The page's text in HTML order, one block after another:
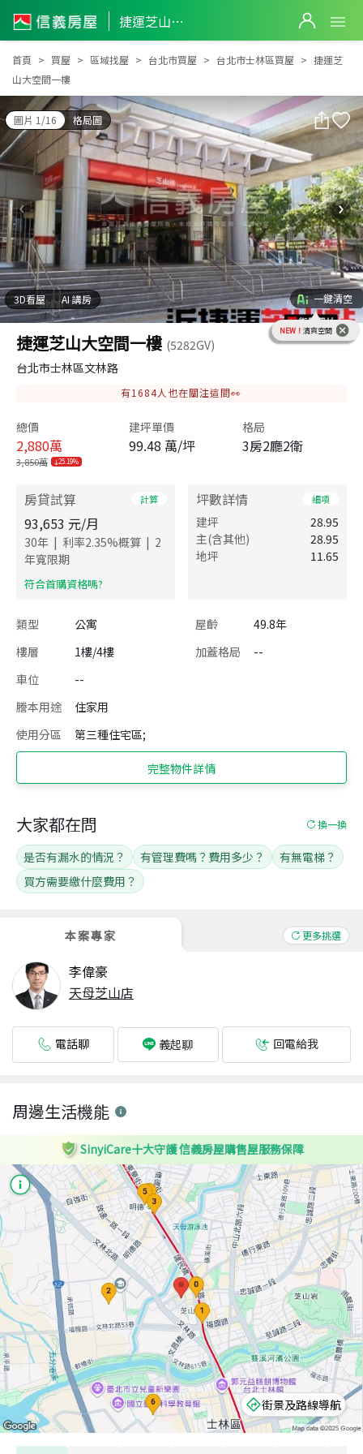
捷運芝山大空間一樓
捷運芝山大空間一樓
首頁 買屋 區域找屋 台北市買屋 台北市士林區買屋
捷運芝
山大空間一樓
圖片 1/16 格局圖
3D看屋 AI 講房 一鍵清空
NEW！ 清爽空間
捷運芝山大空間一樓 (5282GV)
台北市士林區文林路
有1684人也在關注這間👀
總價
2,880萬
3,850萬 25.19%
建坪單價
99.48 萬/坪
格局
3房2廳2衛
房貸試算 計算
93,653 元/月
30年 | 利率2.35%概算 | 2
年寬限期
​符合首購資格嗎?
坪數詳情 細項
建坪
28.95
主(含其他)
28.95
地坪
11.65
類型 公寓 屋齡
49.8年
樓層
1樓/4樓 加蓋格局
--
車位
--
謄本用途
住家用
使用分區
第三種住宅區;
完整物件詳情
本案專家 更多挑選
李偉豪
天母芝山店
電話聊 義起聊 回電給我
大家都在問 換一換
是否有漏水的情況？ 有管理費嗎？費用多少？
有無電梯？
買方需要繳什麼費用？
周邊生活機能
SinyiCare十大守護 信義房屋購售屋服務保障
街景及路線導航